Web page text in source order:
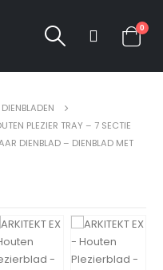
0
DIENBLADEN
PLEZIER TRAY – 7 SECTIE
DIENBLAD – DIENBLAD MET